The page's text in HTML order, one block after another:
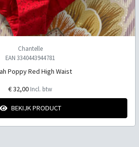
Chantelle
EAN 3340443944781
Poppy Red High Waist
€ 32,00 Incl. btw
BEKIJK PRODUCT